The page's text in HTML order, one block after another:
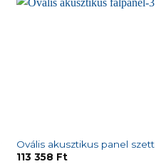
Ovális akusztikus panel szett
113 358 Ft